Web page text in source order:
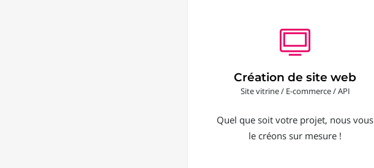
Création de site web
Site vitrine / E-commerce / API
Quel que soit votre projet, nous vous
le créons sur mesure !